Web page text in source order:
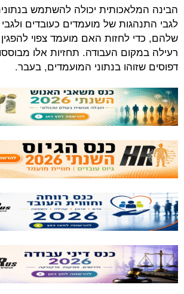
הבינה המלאכותית יכולה להשתמש
לגבי התנהגות של מועמדים כעובדים ולגבי
שלהם, כדי לחזות האם מועמד צפוי
רעילה במקום העבודה. תחזיות אלו
דפוסים שזוהו בנתוני המועמדים, בעבר.